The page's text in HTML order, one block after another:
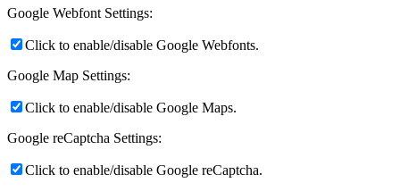
Google Webfont Settings:
Click to enable/disable Google Webfonts.
Google Map Settings:
Click to enable/disable Google Maps.
Google reCaptcha Settings:
Click to enable/disable Google reCaptcha.